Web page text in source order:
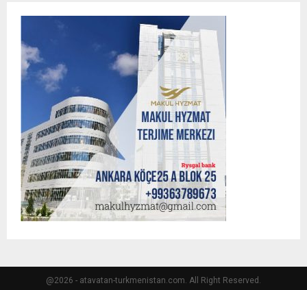
@2026 - atavatan-turkmenistan.com. All Right Reserved.